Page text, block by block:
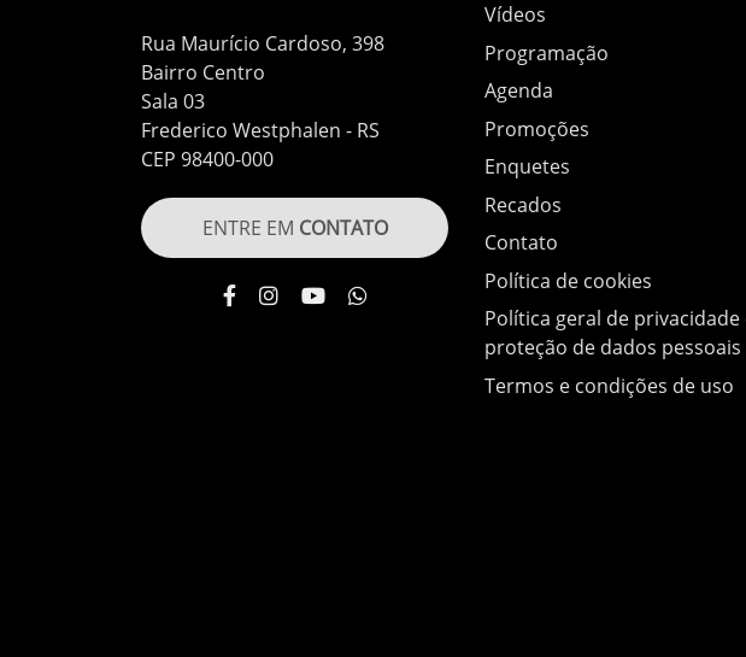
Rua Maurício Cardoso, 398
Bairro Centro
Sala 03
Frederico Westphalen - RS
CEP 98400-000
ENTRE EM CONTATO
Vídeos
Programação
Agenda
Promoções
Enquetes
Recados
Contato
Política de cookies
Política geral de privacidade
proteção de dados pessoais
Termos e condições de uso